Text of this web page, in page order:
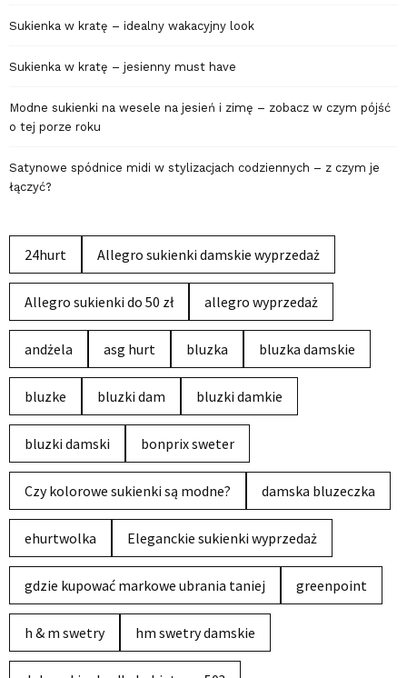
Sukienka w kratę – idealny wakacyjny look
Sukienka w kratę – jesienny must have
Modne sukienki na wesele na jesień i zimę – zobacz w czym pójść
o tej porze roku
Satynowe spódnice midi w stylizacjach codziennych – z czym je
łączyć?
24hurt Allegro sukienki damskie wyprzedaż
Allegro sukienki do 50 zł allegro wyprzedaż
andżela asg hurt bluzka bluzka damskie
bluzke bluzki dam bluzki damkie
bluzki damski bonprix sweter
Czy kolorowe sukienki są modne? damska bluzeczka
ehurtwolka Eleganckie sukienki wyprzedaż
gdzie kupować markowe ubrania taniej greenpoint
h & m swetry hm swetry damskie